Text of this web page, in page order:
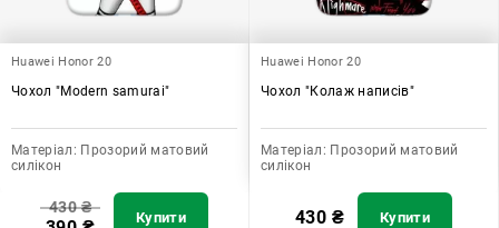
Huawei Honor 20
Чохол "Modern samurai"
Матеріал: Прозорий матовий
силікон
430₴
Купити
Huawei Honor 20
Чохол "Колаж написів"
Матеріал: Прозорий матовий
силікон
430 ₴ Купити